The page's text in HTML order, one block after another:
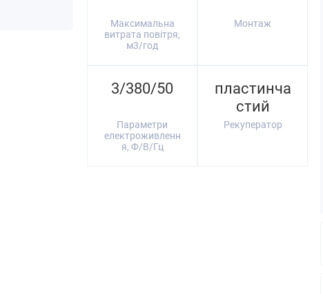
Максимальна
витрата повітря,
м3/год
Монтаж
3/380/50
Параметри
електроживленн
я, Ф/В/Гц
пластинча
стий
Рекуператор